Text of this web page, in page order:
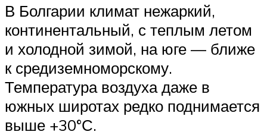
В Болгарии климат нежаркий,
континентальный, с теплым летом
и холодной зимой, на юге — ближе
к средиземноморскому.
Температура воздуха даже в
южных широтах редко поднимается
выше +30°С.